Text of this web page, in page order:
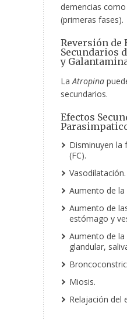
demencias
(primeras fases).
Reversión de
Secundarios
y
LaAtropina
secundarios.
Efectos
Disminuyen la
(FC).
Vasodilatación.
Aumento de
Aumento de
estómago y
Aumento de la
glandular,
Miosis.
Relajación del